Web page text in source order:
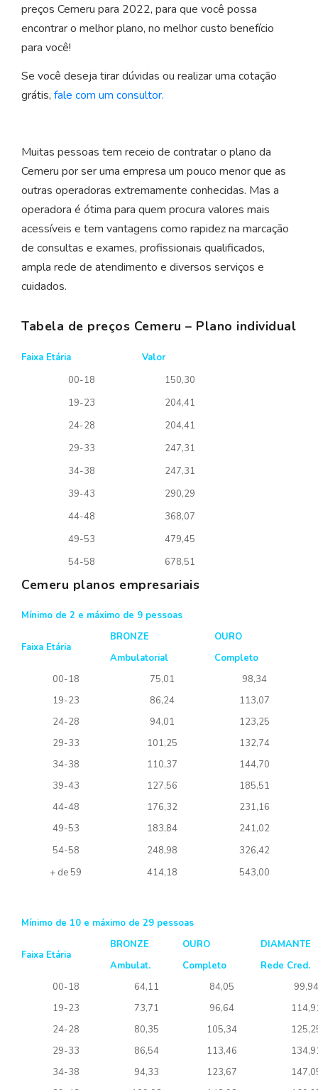
preços Cemeru para 2022, para que você possa
encontrar o melhor plano, no melhor custo benefício
para você!
Se você deseja tirar dúvidas ou realizar uma cotação
grátis, fale com um consultor.
Muitas pessoas tem receio de contratar o plano da
Cemeru por ser uma empresa um pouco menor que as
outras operadoras extremamente conhecidas. Mas a
operadora é ótima para quem procura valores mais
acessíveis e tem vantagens como rapidez na marcação
de consultas e exames, profissionais qualificados,
ampla rede de atendimento e diversos serviços e
cuidados.
Tabela de preços Cemeru – Plano individual
Faixa Etária
Valor
00-18
150,30
19-23
204,41
24-28
204,41
29-33
247,31
34-38
247,31
39-43
290,29
44-48
368,07
49-53
479,45
54-58
678,51
Cemeru planos empresariais
Mínimo de 2 e máximo de 9 pessoas
Faixa Etária
BRONZE
OURO
Ambulatorial
Completo
00-18
75,01
98,34
19-23
86,24
113,07
24-28
94,01
123,25
29-33
101,25
132,74
34-38
110,37
144,70
39-43
127,56
185,51
44-48
176,32
231,16
49-53
183,84
241,02
54-58
248,98
326,42
+ de 59
414,18 543,00
Mínimo de 10 e máximo de 29 pessoas
Faixa Etária
BRONZE OURO
DIAMANTE
Ambulat.
Completo
Rede Cred.
00-18
64,11 84,05
99,94
19-23
73,71 96,64
24-28
80,35 105,34
29-33
86,54 113,46
34-38
94,33 123,67